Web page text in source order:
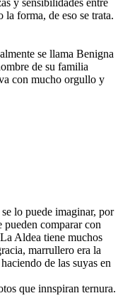
forma, de eso se trata.
se llama Benigna
de su familia
con mucho orgullo y
lo puede imaginar, por
pueden comparar con
Aldea tiene muchos
marrullero era la
de las suyas en
que innspiran ternura.